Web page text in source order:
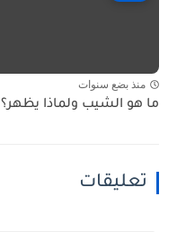
منذ بضع سنوات
ما هو الشيب ولماذا يظهر؟
تعليقات